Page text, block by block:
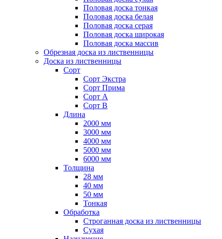
Половая доска тонкая
Половая доска белая
Половая доска серая
Половая доска широкая
Половая доска массив
Обрезная доска из лиственницы
Доска из лиственницы
Сорт
Сорт Экстра
Сорт Прима
Сорт А
Сорт B
Длина
2000 мм
3000 мм
4000 мм
5000 мм
6000 мм
Толщина
28 мм
40 мм
50 мм
Тонкая
Обработка
Строганная доска из лиственницы
Сухая